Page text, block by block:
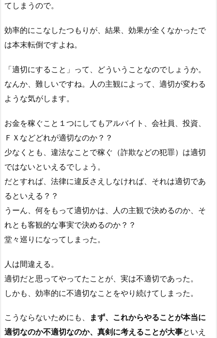
てしまうので。
効率的にこなしたつもりが、結果、効果が全くなかったで
は本末転倒ですよね。
「適切にすること」って、どういうことなのでしょうか。
なんか、難しいですね。人の主観によって、適切が変わる
ような気がします。
お金を稼ぐこと１つにしてもアルバイト、会社員、投資、
ＦＸなどどれが適切なのか？？
少なくとも、違法なことで稼ぐ（詐欺などの犯罪）は適切
ではないといえるでしょう。
だとすれば、法律に違反さえしなければ、それは適切であ
るといえる？？
うーん、何をもって適切かは、人の主観で決めるのか、そ
れとも客観的な事実で決めるのか？？
堂々巡りになってしまった。
人は間違える。
適切だと思ってやってたことが、実は不適切であった。
しかも、効率的に不適切なことをやり続けてしまった。
こうならないためにも、
まず、これからやることが本当に
適切なのか不適切なのか、真剣に考えることが大事といえ